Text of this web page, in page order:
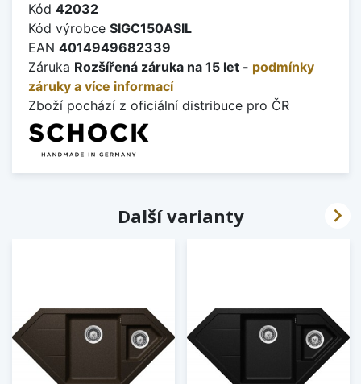
Kód 42032
Kód výrobce SIGC150ASIL
EAN 4014949682339
Záruka Rozšířená záruka na 15 let - podmínky
záruky a více informací
Zboží pochází z oficiální distribuce pro ČR
Další varianty 